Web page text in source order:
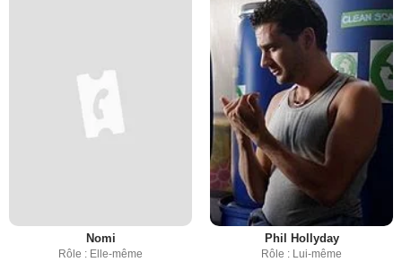
Nomi
Rôle : Elle-même
Phil Hollyday
Rôle : Lui-même